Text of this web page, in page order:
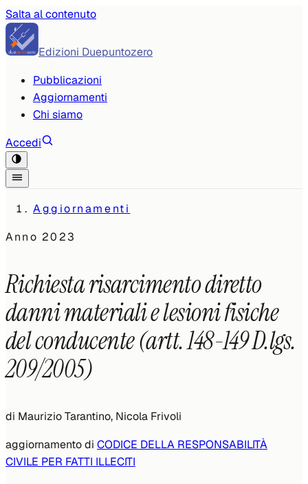
Salta al contenuto
Edizioni Duepuntozero
Pubblicazioni
Aggiornamenti
Chi siamo
Accedi
Aggiornamenti
Anno2023
Richiesta risarcimento diretto
danni materiali e lesioni fisiche
del conducente (artt. 148-149 D.lgs.
209/2005)
di Maurizio Tarantino, Nicola Frivoli
aggiornamento di CODICE DELLA RESPONSABILITÀ
CIVILE PER FATTI ILLECITI